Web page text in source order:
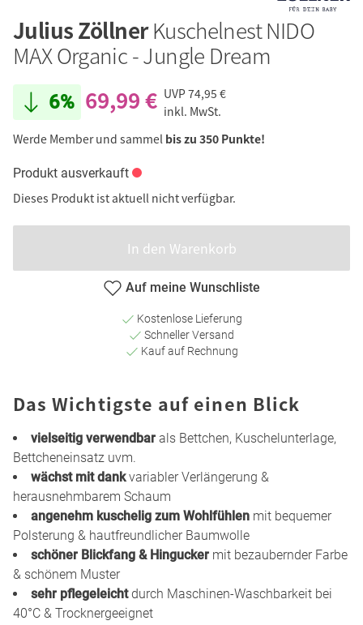
Julius ZöllnerKuschelnest NIDO
MAX Organic - Jungle Dream
6% 69,99 € UVP74,95 €
inkl. MwSt.
Werde Member und sammel bis zu 350 Punkte!
Produkt ausverkauft
Dieses Produkt ist aktuell nicht verfügbar.
In den Warenkorb
Auf meine Wunschliste
Kostenlose Lieferung
Schneller Versand
Kauf auf Rechnung
Das Wichtigste auf einen Blick
vielseitig verwendbar als Bettchen, Kuschelunterlage,
Bettcheneinsatz uvm.
wächst mit dankvariabler Verlängerung &
herausnehmbarem Schaum
angenehm kuschelig zum Wohlfühlen mit bequemer
Polsterung & hautfreundlicher Baumwolle
schöner Blickfang & Hingucker mit bezaubernder Farbe
& schönem Muster
sehr pflegeleichtdurch Maschinen-Waschbarkeit bei
40°C & Trocknergeeignet